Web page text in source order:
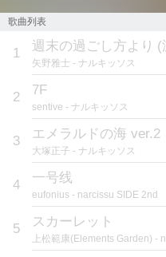
歌曲列表
1 週末の過ごし方より (
矢野雅士 - ナルキッソス
2 7F
sentive - ナルキッソス
3 エメラルドの海 ver.2
大塚正子 - ナルキッソス
4 一号线
eufonius - narcissu SIDE 2nd
5 スカーレット
上松範康(Elements Garden) -